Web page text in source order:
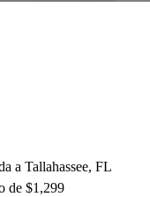
a Tallahassee, FL
de $1,299